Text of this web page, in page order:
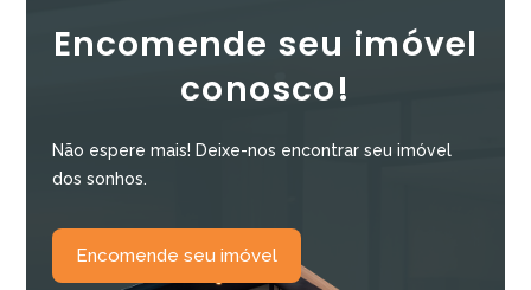
Encomende seu imóvel
conosco!
Não espere mais! Deixe-nos encontrar seu imóvel
dos sonhos.
Encomende seu imóvel